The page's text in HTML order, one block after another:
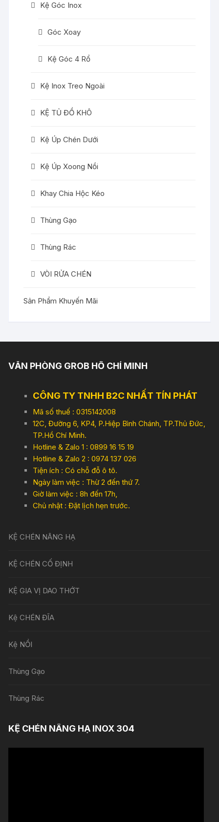
Kệ Góc Inox
Góc Xoay
Kệ Góc 4 Rổ
Kệ Inox Treo Ngoài
KỆ TỦ ĐỒ KHÔ
Kệ Úp Chén Dưới
Kệ Úp Xoong Nồi
Khay Chia Hộc Kéo
Thùng Gạo
Thùng Rác
VÒI RỬA CHÉN
Sản Phẩm Khuyến Mãi
VĂN PHÒNG GROB HỒ CHÍ MINH
CÔNG TY TNHH B2C NHẤT TÍN PHÁT
Mã số thuế : 0315142008
12C, Đường 6, KP4, P.Hiệp Bình Chánh, TP.Thủ Đức,
TP.Hồ Chí Minh.
Hotline & Zalo 1 : 0899 16 15 19
Hotline & Zalo 2 : 0974 137 026
Tiện ích : Có chỗ đỗ ô tô.
Ngày làm việc : Thừ 2 đến thứ 7.
Giờ làm việc : 8h đến 17h,
Chủ nhật : Đặt lịch hẹn trước.
KỆ CHÉN NÂNG HẠ
KỆ CHÉN CỐ ĐỊNH
KỆ GIA VỊ DAO THỚT
Kệ CHÉN ĐĨA
Kệ NỒI
Thùng Gạo
Thùng Rác
KỆ CHÉN NÂNG HẠ INOX 304